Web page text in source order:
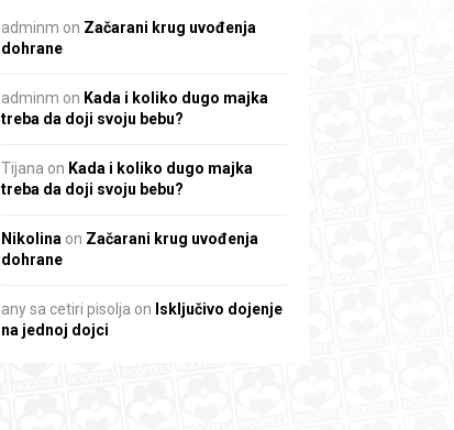
adminm on Začarani krug uvođenja
dohrane
adminm on Kada i koliko dugo majka
treba da doji svoju bebu?
Tijana on Kada i koliko dugo majka
treba da doji svoju bebu?
Nikolina on Začarani krug uvođenja
dohrane
any sa cetiri pisolja on Isključivo dojenje
na jednoj dojci